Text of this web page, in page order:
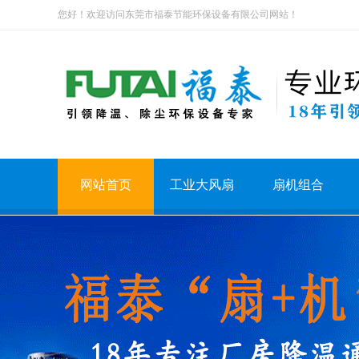
您好！欢迎访问东莞市福泰节能环保设备有限公司网站！
网站首页 工业大风扇 扇机组合